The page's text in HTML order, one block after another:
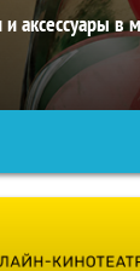
аксессуары в